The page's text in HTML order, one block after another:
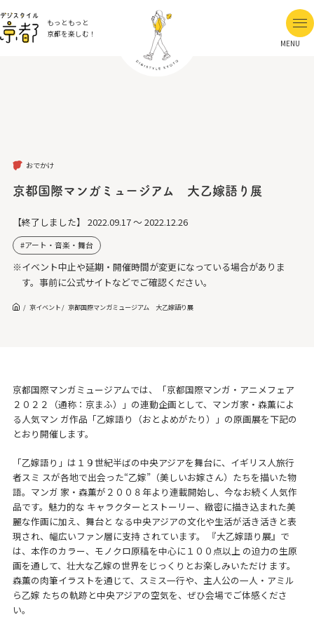
もっともっと
京都を楽しむ！
MENU
おでかけ
京都国際マンガミュージアム 大乙嫁語り展
【終了しました】 2022.09.17 ～ 2022.12.26
アート・音楽・舞台
※イベント中止や延期・開催時間が変更になっている場合がありま
す。事前に公式サイトなどでご確認ください。
京イベント 京都国際マンガミュージアム 大乙嫁語り展
京都国際マンガミュージアムでは、「京都国際マンガ・アニメフェア
２０２２（通称：京まふ）」の連動企画として、マンガ家・森薫によ
る人気マン ガ作品「乙嫁語り（おとよめがたり）」の原画展を下記の
とおり開催します。
「乙嫁語り」は１９世紀半ばの中央アジアを舞台に、イギリス人旅行
者スミ スが各地で出会った“乙嫁”（美しいお嫁さん）たちを描いた物
語。マンガ 家・森薫が２００８年より連載開始し、今なお続く人気作
品です。魅力的な キャラクターとストーリー、緻密に描き込まれた美
麗な作画に加え、舞台と なる中央アジアの文化や生活が活き活きと表
現され、幅広いファン層に支持 されています。 『大乙嫁語り展』で
は、本作のカラー、モノクロ原稿を中心に１００点以上 の迫力の生原
画を通して、壮大な乙嫁の世界をじっくりとお楽しみいただけ ます。
森薫の肉筆イラストを通じて、スミス一行や、主人公の一人・アミル
ら乙嫁 たちの軌跡と中央アジアの空気を、ぜひ会場でご体感くださ
い。